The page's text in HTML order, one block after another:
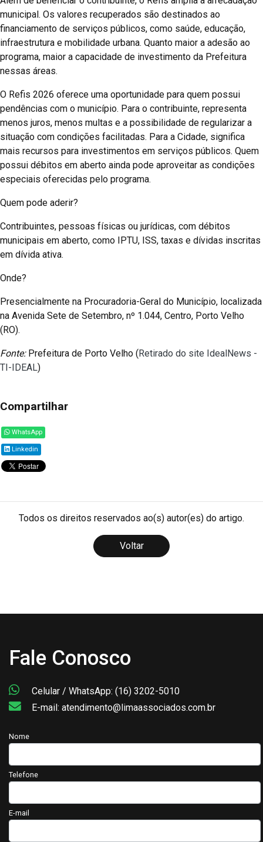
municipal. Os valores recuperados são destinados ao
financiamento de serviços públicos, como saúde, educação,
infraestrutura e mobilidade urbana. Quanto maior a adesão ao
programa, maior a capacidade de investimento da Prefeitura
nessas áreas.
O Refis 2026 oferece uma oportunidade para quem possui
pendências com o município. Para o contribuinte, representa
menos juros, menos multas e a possibilidade de regularizar a
situação com condições facilitadas. Para a Cidade, significa
mais recursos para investimentos em serviços públicos. Quem
possui débitos em aberto ainda pode aproveitar as condições
especiais oferecidas pelo programa.
Quem pode aderir?
Contribuintes, pessoas físicas ou jurídicas, com débitos
municipais em aberto, como IPTU, ISS, taxas e dívidas inscritas
em dívida ativa.
Onde?
Presencialmente na Procuradoria-Geral do Município, localizada
na Avenida Sete de Setembro, nº 1.044, Centro, Porto Velho
(RO).
Fonte:Prefeitura de Porto Velho (Retirado do site IdealNews -
TI-IDEAL)
Compartilhar
WhatsApp
Linkedin
Todos os direitos reservados ao(s) autor(es) do artigo.
Voltar
Fale Conosco
Celular / WhatsApp: (16) 3202-5010
E-mail: atendimento@limaassociados.com.br
Nome
Telefone
E-mail